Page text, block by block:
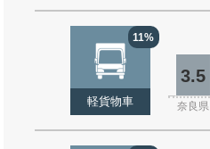
11%
軽貨物車
3.5
奈良県